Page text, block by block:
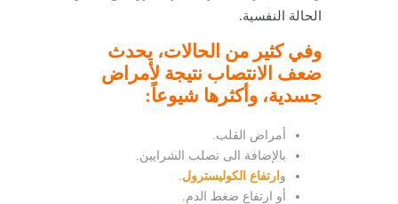
الحالة النفسية.
وفي كثير من الحالات، يحدث
ضعف الانتصاب نتيجة لأمراض
جسدية، وأكثرها شيوعاً:
أمراض القلب.
بالإضافة الى تصلب الشرايين.
و ارتفاع الكوليسترول
أو ارتفاع ضغط الدم.